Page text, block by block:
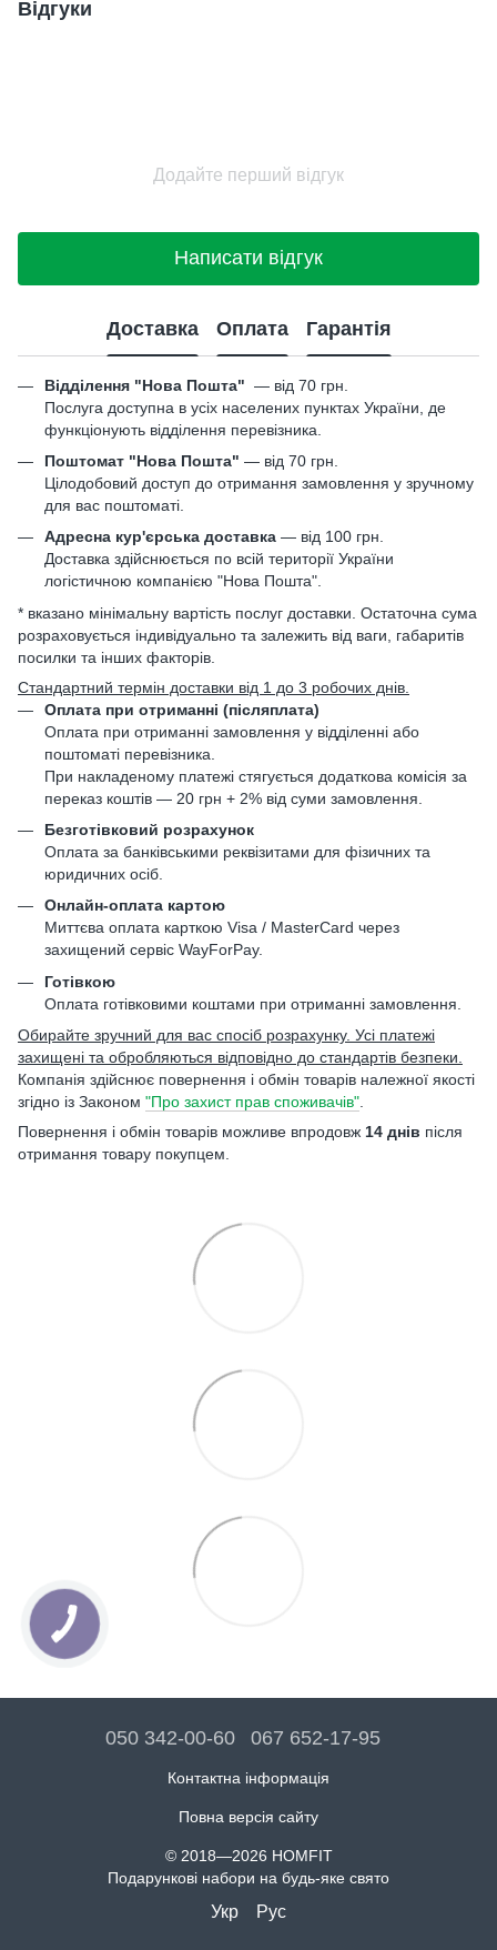
Відгуки
Додайте перший відгук
Написати відгук
Доставка Оплата Гарантія
Відділення "Нова Пошта" — від 70 грн.
Послуга доступна в усіх населених пунктах України, де
функціонують відділення перевізника.
Поштомат "Нова Пошта" — від 70 грн.
Цілодобовий доступ до отримання замовлення у зручному
для вас поштоматі.
Адресна кур'єрська доставка — від 100 грн.
Доставка здійснюється по всій території України
логістичною компанією "Нова Пошта".
* вказано мінімальну вартість послуг доставки. Остаточна сума
розраховується індивідуально та залежить від ваги, габаритів
посилки та інших факторів.
Стандартний термін доставки від 1 до 3 робочих днів.
Оплата при отриманні (післяплата)
Оплата при отриманні замовлення у відділенні або
поштоматі перевізника.
При накладеному платежі стягується додаткова комісія за
переказ коштів — 20 грн + 2% від суми замовлення.
Безготівковий розрахунок
Оплата за банківськими реквізитами для фізичних та
юридичних осіб.
Онлайн-оплата картою
Миттєва оплата карткою Visa / MasterCard через
захищений сервіс WayForPay.
Готівкою
Оплата готівковими коштами при отриманні замовлення.
Обирайте зручний для вас спосіб розрахунку. Усі платежі
захищені та обробляються відповідно до стандартів безпеки.
Компанія здійснює повернення і обмін товарів належної якості
згідно із Законом "Про захист прав споживачів".
Повернення і обмін товарів можливе впродовж 14 днів після
отримання товару покупцем.
050 342-00-60 067 652-17-95
Контактна інформація
Повна версія сайту
© 2018—2026 HOMFIT
Подарункові набори на будь-яке свято
Укр Рус